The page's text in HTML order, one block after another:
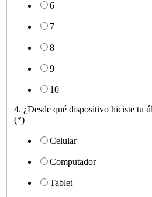
6
7
8
9
10
4. ¿Desde qué dispositivo hiciste tu
(*)
Celular
Computador
Tablet